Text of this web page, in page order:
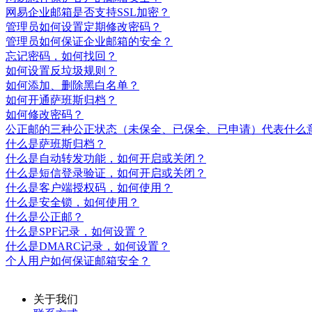
网易企业邮箱是否支持SSL加密？
管理员如何设置定期修改密码？
管理员如何保证企业邮箱的安全？
忘记密码，如何找回？
如何设置反垃圾规则？
如何添加、删除黑白名单？
如何开通萨班斯归档？
如何修改密码？
公正邮的三种公正状态（未保全、已保全、已申请）代表什么
什么是萨班斯归档？
什么是自动转发功能，如何开启或关闭？
什么是短信登录验证，如何开启或关闭？
什么是客户端授权码，如何使用？
什么是安全锁，如何使用？
什么是公正邮？
什么是SPF记录，如何设置？
什么是DMARC记录，如何设置？
个人用户如何保证邮箱安全？
关于我们